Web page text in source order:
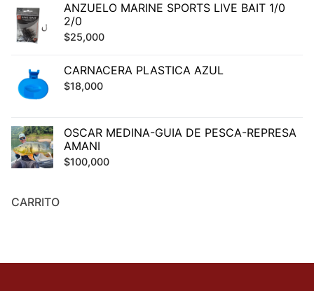
era:
$2,000.
es:
ANZUELO MARINE SPORTS LIVE BAIT 1/0
2/0
$25,000
CARNACERA PLASTICA AZUL
$18,000
OSCAR MEDINA-GUIA DE PESCA-REPRESA
AMANI
$100,000
CARRITO